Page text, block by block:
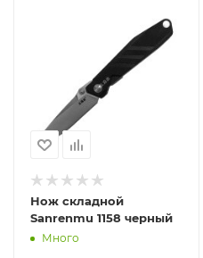
Нож складной
Sanrenmu 1158 черный
Много